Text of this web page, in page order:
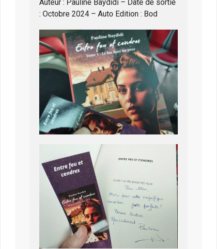
Auteur : Pauline Baydidi – Date de sortie
: Octobre 2024 – Auto Edition : Bod